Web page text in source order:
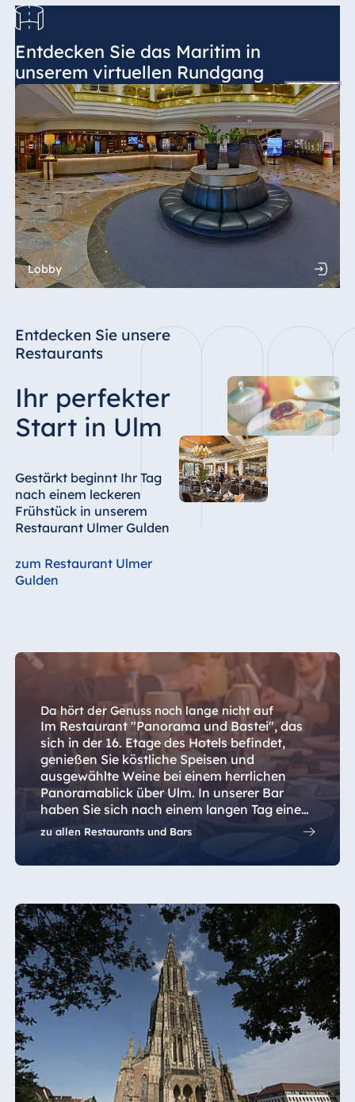
Entdecken Sie das Maritim in
unserem virtuellen Rundgang
Lobby
Entdecken Sie unsere
Restaurants
Ihr perfekter
Start in Ulm
Gestärkt beginnt Ihr Tag
nach einem leckeren
Frühstück in unserem
Restaurant Ulmer Gulden
zum Restaurant Ulmer
Gulden
Da hört der Genuss noch lange nicht auf
Im Restaurant "Panorama und Bastei", das
sich in der 16. Etage des Hotels befindet,
genießen Sie köstliche Speisen und
ausgewählte Weine bei einem herrlichen
Panoramablick über Ulm. In unserer Bar
haben Sie sich nach einem langen Tag einen
kühlen Drink verdient.
zu allen Restaurants und Bars